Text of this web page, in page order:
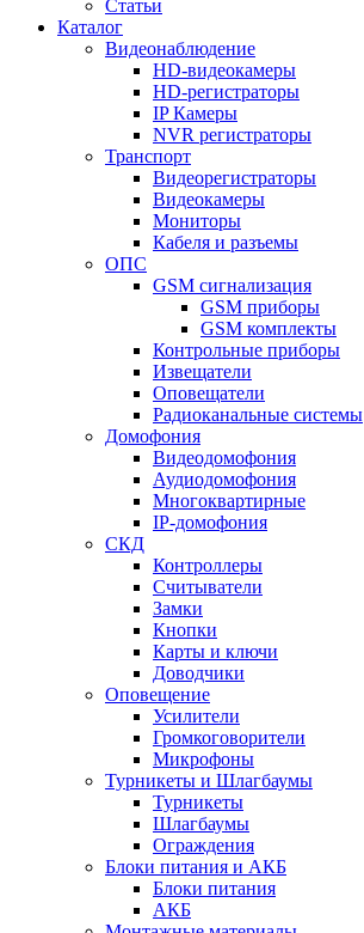
Статьи
Каталог
Видеонаблюдение
HD-видеокамеры
HD-регистраторы
IP Камеры
NVR регистраторы
Транспорт
Видеорегистраторы
Видеокамеры
Мониторы
Кабеля и разъемы
ОПС
GSM сигнализация
GSM приборы
GSM комплекты
Контрольные приборы
Извещатели
Оповещатели
Радиоканальные системы
Домофония
Видеодомофония
Аудиодомофония
Многоквартирные
IP-домофония
СКД
Контроллеры
Считыватели
Замки
Кнопки
Карты и ключи
Доводчики
Оповещение
Усилители
Громкоговорители
Микрофоны
Турникеты и Шлагбаумы
Турникеты
Шлагбаумы
Ограждения
Блоки питания и АКБ
Блоки питания
АКБ